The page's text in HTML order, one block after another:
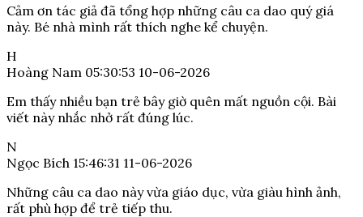
Cảm ơn tác giả đã tổng hợp những câu ca dao quý giá
này. Bé nhà mình rất thích nghe kể chuyện.
H
Hoàng Nam 05:30:53 10-06-2026
Em thấy nhiều bạn trẻ bây giờ quên mất nguồn cội. Bài
viết này nhắc nhở rất đúng lúc.
N
Ngọc Bích 15:46:31 11-06-2026
Những câu ca dao này vừa giáo dục, vừa giàu hình ảnh,
rất phù hợp để trẻ tiếp thu.